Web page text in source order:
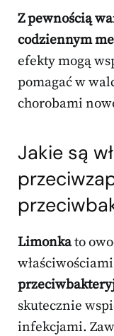
Z pewnością
codziennym
efekty mogą
pomagać w
chorobami
Jakie są
Limonkato
właściwościami
skutecznie
infekcjami.